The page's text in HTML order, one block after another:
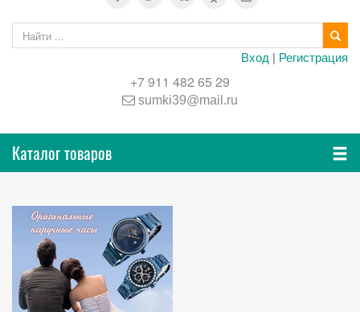
Вход | Регистрация
+7 911 482 65 29
sumki39@mail.ru
Каталог товаров